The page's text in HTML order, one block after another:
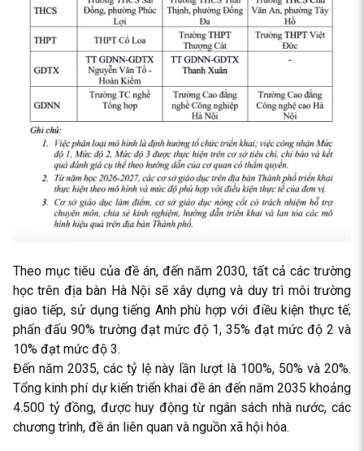
Theo mục tiêu của đề án, đến năm 2030, tất cả các trường
học trên địa bàn Hà Nội sẽ xây dựng và duy trì môi trường
giao tiếp, sử dụng tiếng Anh phù hợp với điều kiện thực tế;
phấn đấu 90% trường đạt mức độ 1, 35% đạt mức độ 2 và
10% đạt mức độ 3.
Đến năm 2035, các tỷ lệ này lần lượt là 100%, 50% và 20%.
Tổng kinh phí dự kiến triển khai đề án đến năm 2035 khoảng
4.500 tỷ đồng, được huy động từ ngân sách nhà nước, các
chương trình, đề án liên quan và nguồn xã hội hóa.